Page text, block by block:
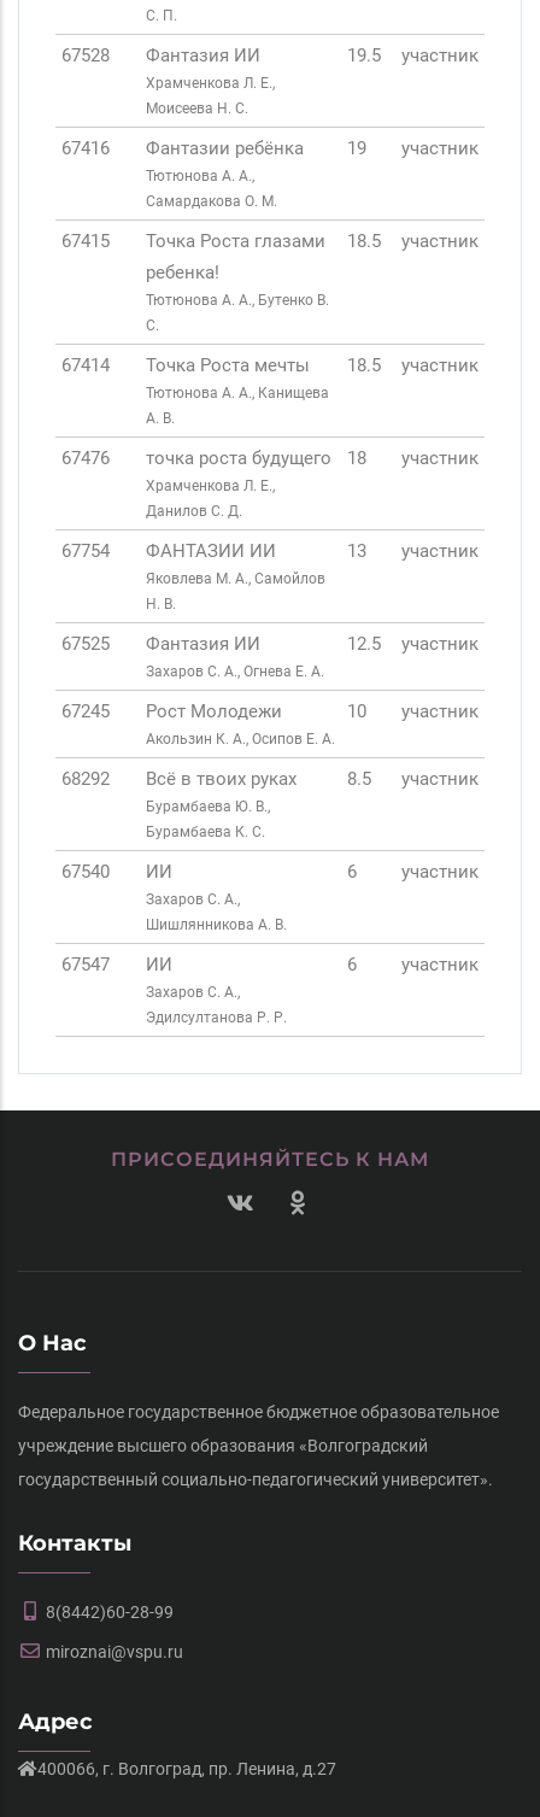
С. П.
67528 Фантазия ИИ
Храмченкова Л. Е.,
Моисеева Н. С.
19.5 участник
67416 Фантазии ребёнка
Тютюнова А. А.,
Самардакова О. М.
19 участник
67415
Точка Роста глазами
ребенка!
Тютюнова А. А., Бутенко В.
С.
18.5 участник
67414 Точка Роста мечты
Тютюнова А. А., Канищева
А. В.
18.5 участник
67476 точка роста будущего
Храмченкова Л. Е.,
Данилов С. Д.
18 участник
67754 ФАНТАЗИИ ИИ
Яковлева М. А., Самойлов
Н. В.
13 участник
67525 Фантазия ИИ
Захаров С. А., Огнева Е. А.
12.5 участник
67245 Рост Молодежи
Акользин К. А., Осипов Е. А.
10 участник
68292 Всё в твоих руках
Бурамбаева Ю. В.,
Бурамбаева К. С.
8.5 участник
67540 ИИ
Захаров С. А.,
Шишлянникова А. В.
6 участник
67547 ИИ
Захаров С. А.,
Эдилсултанова Р. Р.
6 участник
ПРИСОЕДИНЯЙТЕСЬ К НАМ
О Нас
Федеральное государственное бюджетное образовательное
учреждение высшего образования «Волгоградский
государственный социально-педагогический университет».
Контакты
8(8442)60-28-99
miroznai@vspu.ru
Адрес
400066, г. Волгоград, пр. Ленина, д.27